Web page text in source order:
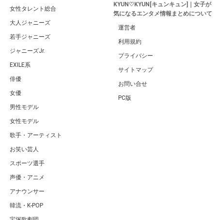
女性タレント総合
大人ジャニーズ
若手ジャニーズ
ジャニーズJr.
EXILE系
俳優
女優
男性モデル
女性モデル
歌手・アーティスト
お笑い芸人
スポーツ選手
声優・アニメ
アナウンサー
韓流・K-POP
KYUN♡KYUN[キュンキュン]｜女子が
気になるエンタメ情報まとめについて
運営者
利用規約
プライバシー
サイトマップ
お問い合せ
PC版